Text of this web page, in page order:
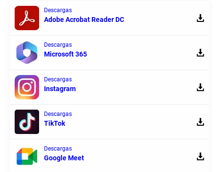
Descargas
Adobe Acrobat Reader DC
Descargas
Microsoft 365
Descargas
Instagram
Descargas
TikTok
Descargas
Google Meet